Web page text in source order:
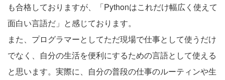
も合格しておりますが、「Pythonはこれだけ幅広く使えて
面白い言語だ」と感じております。
また、プログラマーとしてただ現場で仕事として使うだけ
でなく、自分の生活を便利にするための言語として使える
と思います。実際に、自分の普段の仕事のルーティンや生